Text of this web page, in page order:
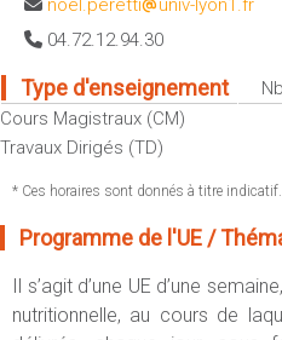
Sportives)
UFR FS (Chimie, Mathématique,
UFR Biosciences (Biologie,
GEP (Génie Electrique des
Informatique (Département
Mécanique (Département
Fermer
Plan et accès
OUTILS
Intranet des personnels
Moodle
Emploi du temps
Stage et emploi
Portefeuille d'Expériences et
de Compétences
noel.peretti
univ-lyon1.fr
04.72.12.94.30
Type d'enseignement
Cours Magistraux (CM)
Travaux Dirigés (TD)
* Ces horaires sont donnés à titre indicatif.
Programme de l'UE /
Il s’agit d’une UE d’une
nutritionnelle, au cours de